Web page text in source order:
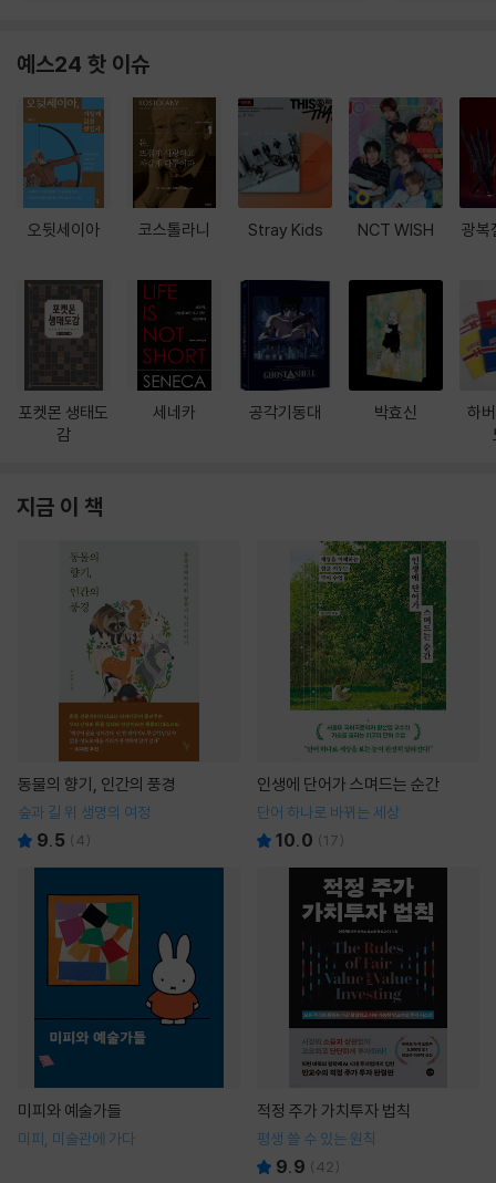
예스24 핫 이슈
오뒷세이아
포켓몬 생태도
감
코스톨라니
세네카
Stray Kids
공각기동대
NCT WISH
박효신
광복
하
지금 이 책
동물의 향기, 인간의 풍경
숲과 길 위 생명의 여정
9.5 (4)
인생에 단어가 스며드는 순간
단어 하나로 바뀌는 세상
10.0 (17)
미피와 예술가들
미피, 미술관에 가다
적정 주가 가치투자 법칙
평생 쓸 수 있는 원칙
9.9 (42)